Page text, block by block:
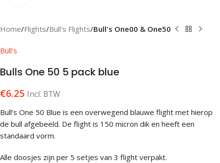
Home Flights Bull's Flights Bull's One00 & One50
Bull's
Bulls One 50 5 pack blue
€6.25 Incl. BTW
Bull’s One 50 Blue is een overwegend blauwe flight met hierop
de bull afgebeeld. De flight is 150 micron dik en heeft een
standaard vorm.
Alle doosjes zijn per 5 setjes van 3 flight verpakt.